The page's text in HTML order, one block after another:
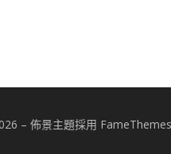
– 佈景主題採用